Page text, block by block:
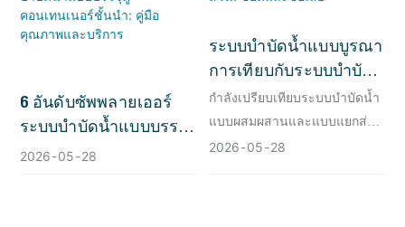
6 อันดับซัพพลายเออร์
ระบบบำบัดน้ำแบบบรรจุ
ตู้คอนเทนเนอร์ชั้นนำ:
2026 05 28
ระบบบำบัดน้ำแบบบูรณา
การเทียบกับระบบบำบัด
น้ำแบบแยกส่วน: ข้อดี
และข้อเสีย
กำลังเปรียบเทียบระบบบำบัดน้ำ
แบบผสมผสานและแบบแยกส่วน
ใช่หรือไม่? คู่มือนี้จะกล่าวถึง
2026 05 28